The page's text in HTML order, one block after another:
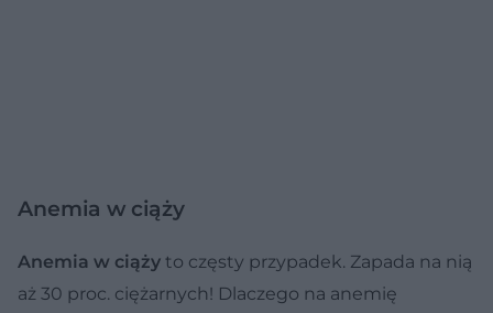
Anemia w ciąży
Anemia w ciąży to częsty przypadek. Zapada na nią
aż 30 proc. ciężarnych! Dlaczego na anemię